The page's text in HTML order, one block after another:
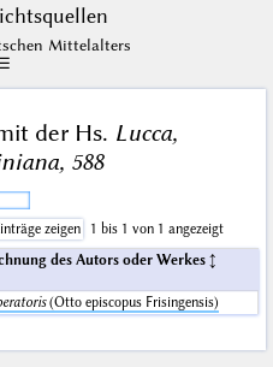
Mittelalters
☰
der Hs. Lucca,
588
zeigen
1 bis 1 von 1 angezeigt
des Autors oder Werkes
(Otto episcopus Frisingensis)